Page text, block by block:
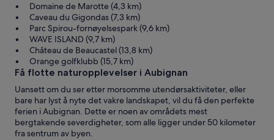
Domaine de Marotte (4,3 km)
Caveau du Gigondas (7,3 km)
Parc Spirou-fornøyelsespark (9,6 km)
WAVE ISLAND (9,7 km)
Château de Beaucastel (13,8 km)
Orange golfklubb (15,7 km)
Få flotte naturopplevelser i Aubignan
Uansett om du ser etter morsomme utendørsaktiviteter, eller
bare har lyst å nyte det vakre landskapet, vil du få den perfekte
ferien i Aubignan. Dette er noen av områdets mest
bergtakende severdigheter, som alle ligger under 50 kilometer
fra sentrum av byen.